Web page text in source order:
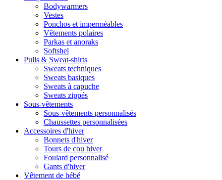
Bodywarmers
Vestes
Ponchos et imperméables
Vêtements polaires
Parkas et anoraks
Softshel
Pulls & Sweat-shirts
Sweats techniques
Sweats basiques
Sweats à capuche
Sweats zippés
Sous-vêtements
Sous-vêtements personnalisés
Chaussettes personnalisées
Accessoires d'hiver
Bonnets d'hiver
Tours de cou hiver
Foulard personnalisé
Gants d'hiver
Vêtement de bébé